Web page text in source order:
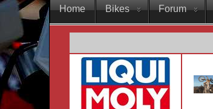
Home Bikes Forum